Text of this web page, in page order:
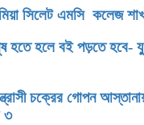
সিলেট এমসি কলেজ
হতে হলে বই পড়তে হবে-
চক্রের গোপন
৩